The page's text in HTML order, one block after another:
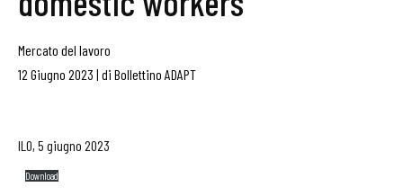
Mercato del lavoro
12 Giugno 2023 | di Bollettino ADAPT
ILO, 5 giugno 2023
Download